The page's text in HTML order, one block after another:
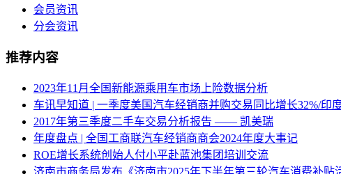
会员资讯
分会资讯
推荐内容
2023年11月全国新能源乘用车市场上险数据分析
车讯早知道 | 一季度美国汽车经销商并购交易同比增长32%/印
2017年第三季度二手车交易分析报告 —— 凯美瑞
年度盘点 | 全国工商联汽车经销商商会2024年度大事记
ROE增长系统创始人付小平赴蓝池集团培训交流
济南市商务局发布《济南市2025年下半年第三轮汽车消费补贴